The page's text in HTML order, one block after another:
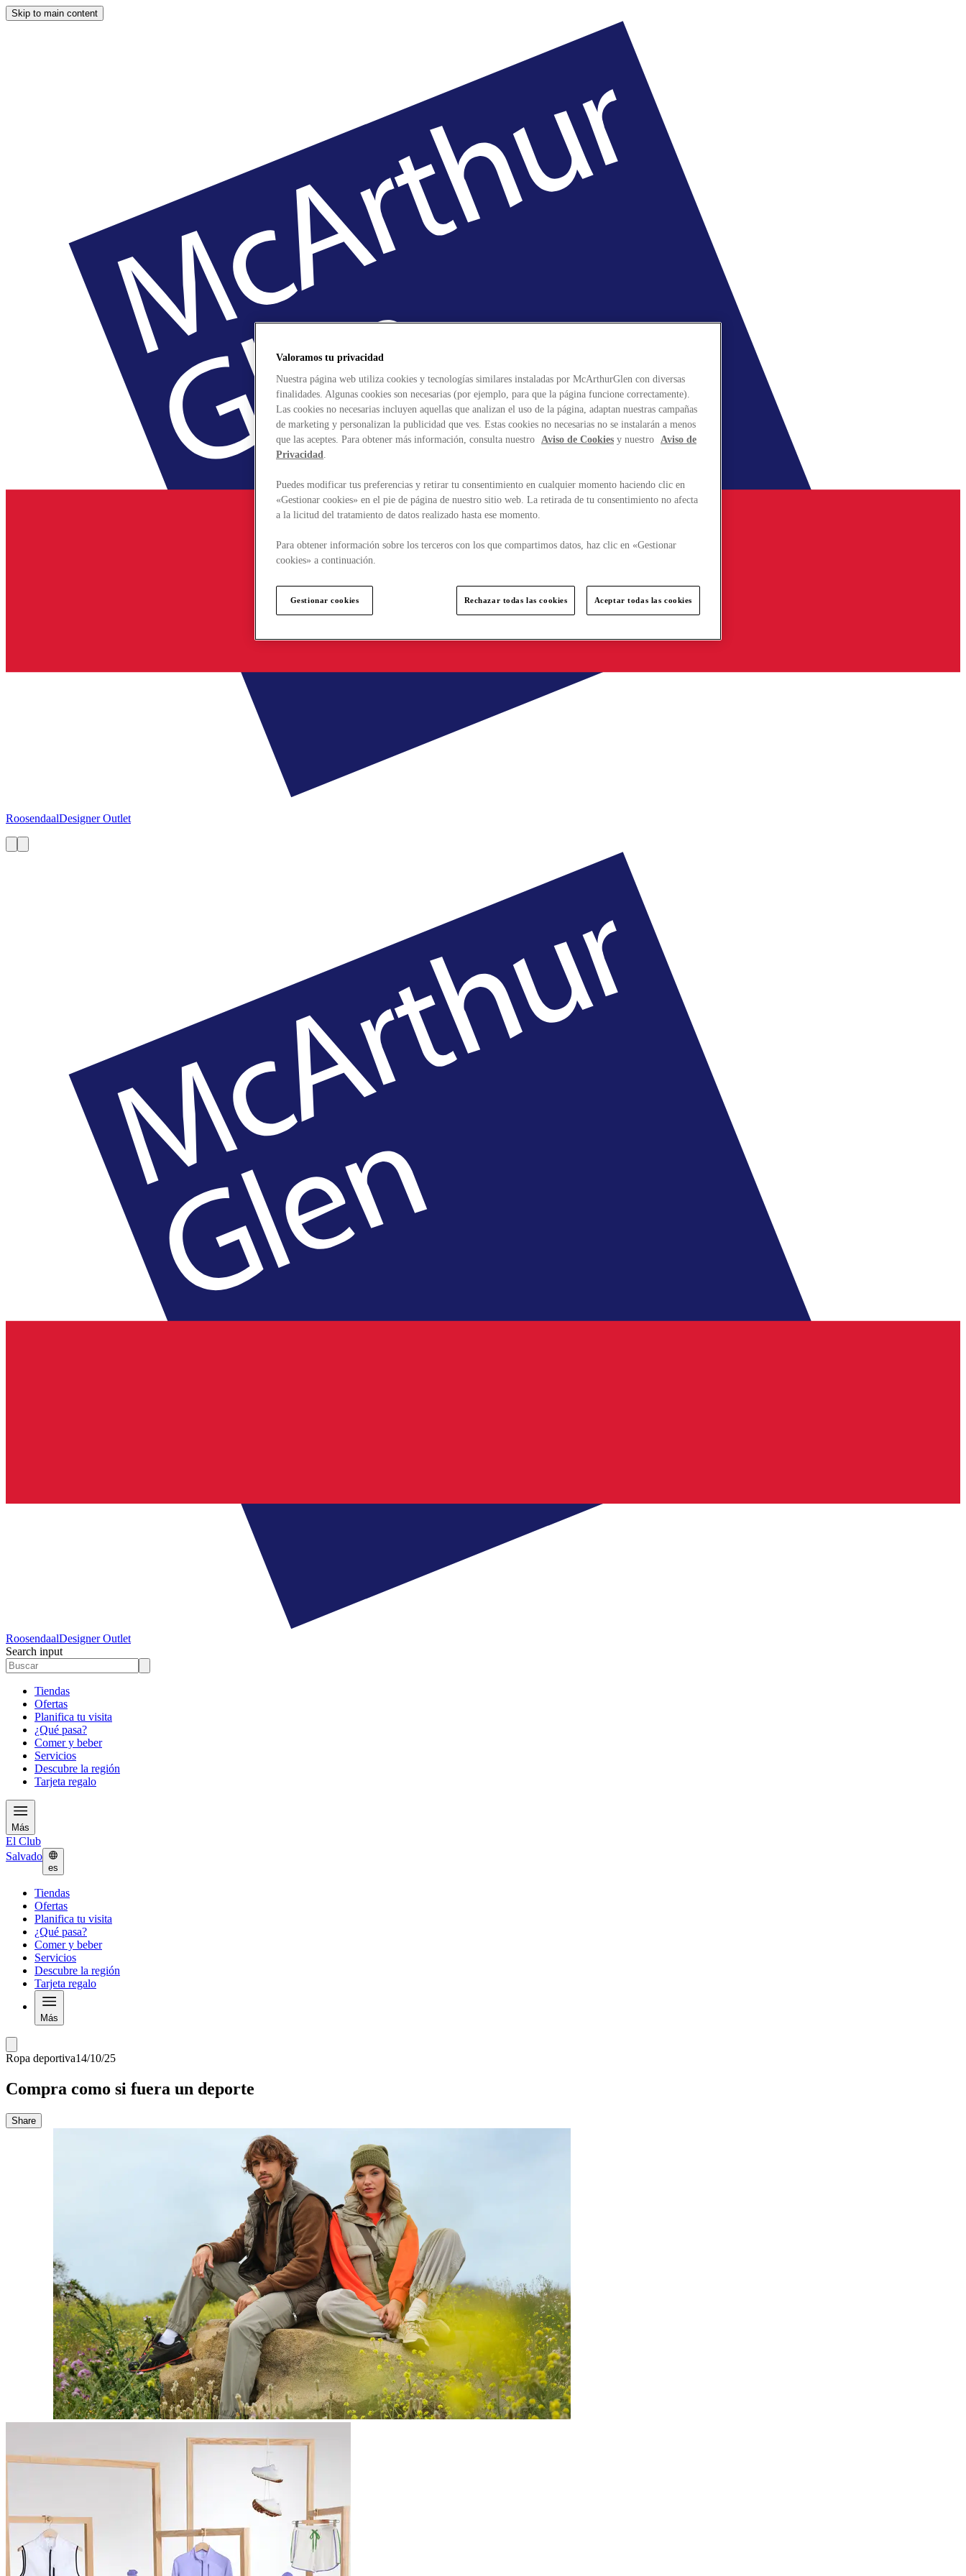
Skip to main content
RoosendaalDesigner Outlet
RoosendaalDesigner Outlet
Search input
Tiendas
Ofertas
Planifica tu visita
¿Qué pasa?
Comer y beber
Servicios
Descubre la región
Tarjeta regalo
Más
El Club
Salvado
es
Tiendas
Ofertas
Planifica tu visita
¿Qué pasa?
Comer y beber
Servicios
Descubre la región
Tarjeta regalo
Más
Ropa deportiva14/10/25
Compra como si fuera un deporte
Share
Valoramos tu privacidad
Nuestra página web utiliza cookies y tecnologías similares instaladas por McArthurGlen con diversas
finalidades. Algunas cookies son necesarias (por ejemplo, para que la página funcione correctamente).
Las cookies no necesarias incluyen aquellas que analizan el uso de la página, adaptan nuestras campañas
de marketing y personalizan la publicidad que ves. Estas cookies no necesarias no se instalarán a menos
que las aceptes. Para obtener más información, consulta nuestro Aviso de Cookies y nuestro Aviso de
Privacidad.
Puedes modificar tus preferencias y retirar tu consentimiento en cualquier momento haciendo clic en
«Gestionar cookies» en el pie de página de nuestro sitio web. La retirada de tu consentimiento no afecta
a la licitud del tratamiento de datos realizado hasta ese momento.
Para obtener información sobre los terceros con los que compartimos datos, haz clic en «Gestionar
cookies» a continuación.
Gestionar cookies Rechazar todas las cookies Aceptar todas las cookies